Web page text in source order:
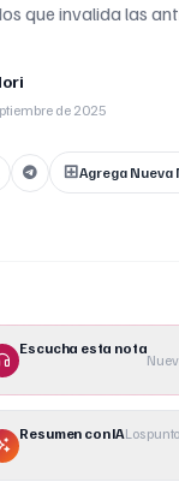
que invalida las
de 2025
Agrega Nueva
Escucha esta nota
Resumen con IALos